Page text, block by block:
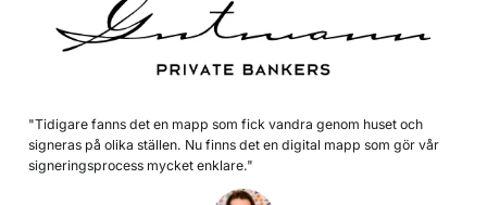
"Tidigare fanns det en mapp som fick vandra genom huset och
signeras på olika ställen. Nu finns det en digital mapp som gör vår
signeringsprocess mycket enklare."